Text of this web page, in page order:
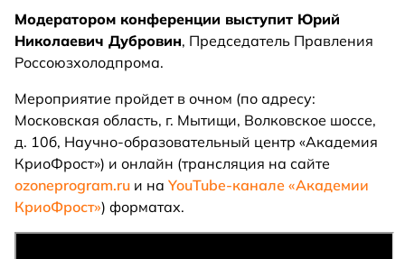
Модератором конференции выступит Юрий
Николаевич Дубровин, Председатель Правления
Россоюзхолодпрома.
Мероприятие пройдет в очном (по адресу:
Московская область, г. Мытищи, Волковское шоссе,
д. 10б, Научно-образовательный центр «Академия
КриоФрост») и онлайн (трансляция на сайте
ozoneprogram.ru и на YouTube-канале «Академии
КриоФрост») форматах.